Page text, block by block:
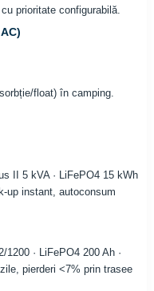
prioritate configurabilă.
float) în camping.
II 5 kVA · LiFePO4 15 kWh
up instant, autoconsum
· LiFePO4 200 Ah ·
pierderi <7% prin trasee